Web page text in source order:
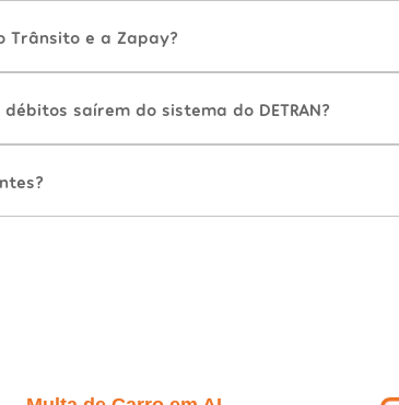
Trânsito e a Zapay?
saírem do sistema do DETRAN?